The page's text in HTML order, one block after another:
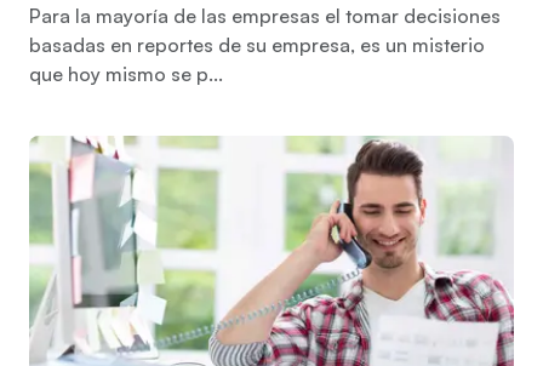
Para la mayoría de las empresas el tomar decisiones
basadas en reportes de su empresa, es un misterio
que hoy mismo se p...